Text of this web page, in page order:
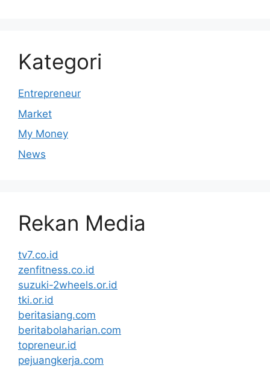
Kategori
Entrepreneur
Market
My Money
News
Rekan Media
tv7.co.id
zenfitness.co.id
suzuki-2wheels.or.id
tki.or.id
beritasiang.com
beritabolaharian.com
topreneur.id
pejuangkerja.com